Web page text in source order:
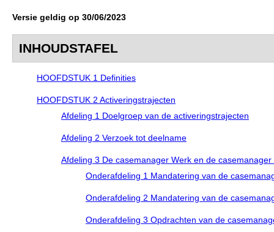
Versie geldig op 30/06/2023
INHOUDSTAFEL
HOOFDSTUK 1 Definities
HOOFDSTUK 2 Activeringstrajecten
Afdeling 1 Doelgroep van de activeringstrajecten
Afdeling 2 Verzoek tot deelname
Afdeling 3 De casemanager Werk en de casemanager
Onderafdeling 1 Mandatering van de
Onderafdeling 2 Mandatering van de
Onderafdeling 3 Opdrachten van de